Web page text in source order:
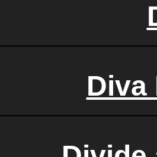
Diva